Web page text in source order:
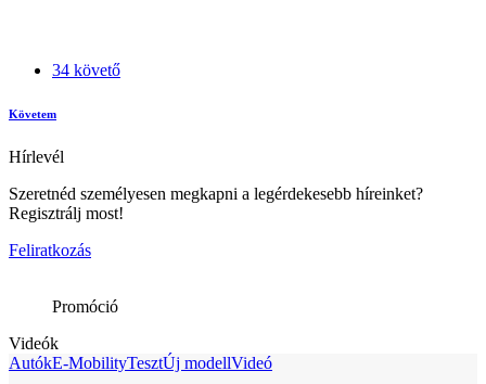
34 követő
Követem
Hírlevél
Szeretnéd személyesen megkapni a legérdekesebb híreinket?
Regisztrálj most!
Feliratkozás
Promóció
Videók
AutókE-MobilityTesztÚj modellVideó